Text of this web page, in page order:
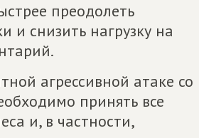
преодолеть
и снизить нагрузку на
агрессивной атаке со
принять все
и, в частности,